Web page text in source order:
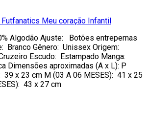
Meu coração Infantil
Algodão Ajuste: Botões entrepernas
Branco Gênero: Unissex Origem:
Escudo: Estampado Manga:
Dimensões aproximadas (A x L): P
39 x 23 cm M (03 A 06 MESES): 41 x 25
43 x 27 cm